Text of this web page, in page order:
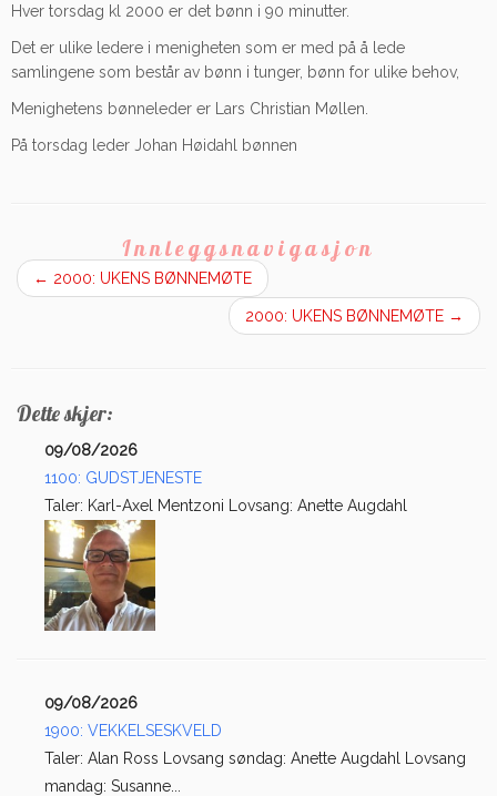
Hver torsdag kl 2000 er det bønn i 90 minutter.
Det er ulike ledere i menigheten som er med på å lede
samlingene som består av bønn i tunger, bønn for ulike behov,
Menighetens bønneleder er Lars Christian Møllen.
På torsdag leder Johan Høidahl bønnen
Innleggsnavigasjon
← 2000: UKENS BØNNEMØTE
2000: UKENS BØNNEMØTE →
Dette skjer:
09/08/2026
1100: GUDSTJENESTE
Taler: Karl-Axel Mentzoni Lovsang: Anette Augdahl
09/08/2026
1900: VEKKELSESKVELD
Taler: Alan Ross Lovsang søndag: Anette Augdahl Lovsang
mandag: Susanne...